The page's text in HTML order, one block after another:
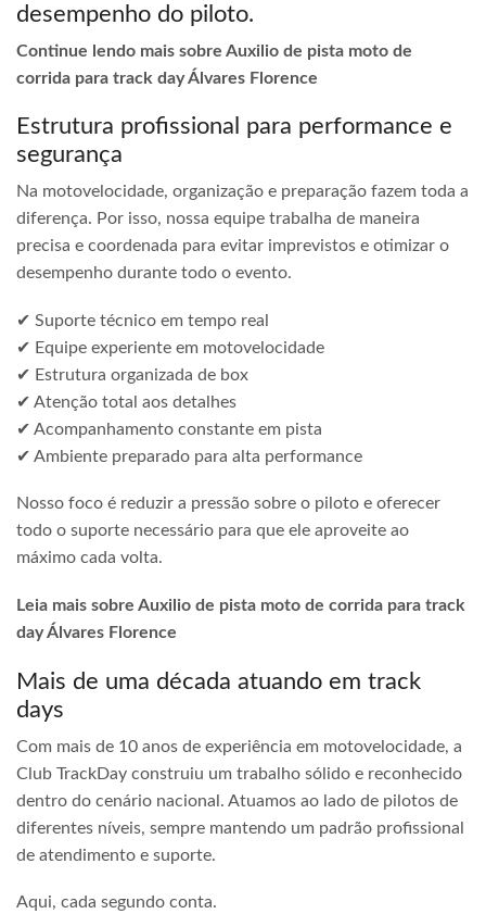
desempenho do piloto.
Continue lendo mais sobre Auxilio de pista moto de
corrida para track day Álvares Florence
Estrutura profissional para performance e
segurança
Na motovelocidade, organização e preparação fazem toda a
diferença. Por isso, nossa equipe trabalha de maneira
precisa e coordenada para evitar imprevistos e otimizar o
desempenho durante todo o evento.
✔ Suporte técnico em tempo real
✔ Equipe experiente em motovelocidade
✔ Estrutura organizada de box
✔ Atenção total aos detalhes
✔ Acompanhamento constante em pista
✔ Ambiente preparado para alta performance
Nosso foco é reduzir a pressão sobre o piloto e oferecer
todo o suporte necessário para que ele aproveite ao
máximo cada volta.
Leia mais sobre Auxilio de pista moto de corrida para track
day Álvares Florence
Mais de uma década atuando em track
days
Com mais de 10 anos de experiência em motovelocidade, a
Club TrackDay construiu um trabalho sólido e reconhecido
dentro do cenário nacional. Atuamos ao lado de pilotos de
diferentes níveis, sempre mantendo um padrão profissional
de atendimento e suporte.
Aqui, cada segundo conta.